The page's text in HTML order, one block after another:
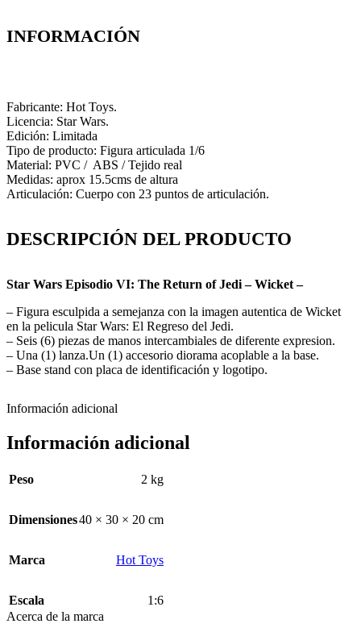
INFORMACIÓN
Fabricante: Hot Toys.
Licencia: Star Wars.
Edición: Limitada
Tipo de producto: Figura articulada 1/6
Material: PVC / ABS / Tejido real
Medidas: aprox 15.5cms de altura
Articulación: Cuerpo con 23 puntos de articulación.
DESCRIPCIÓN DEL PRODUCTO
Star Wars Episodio VI: The Return of Jedi– Wicket –
– Figura esculpida a semejanza con la imagen autentica de Wicket
en la pelicula Star Wars: El Regreso del Jedi.
– Seis (6) piezas de manos intercambiales de diferente expresion.
– Una (1) lanza.Un (1) accesorio diorama acoplable a la base.
– Base stand con placa de identificación y logotipo.
Información adicional
Información adicional
Peso 2 kg
Dimensiones40 × 30 × 20 cm
Marca Hot Toys
Escala
1:6
Acerca de la marca